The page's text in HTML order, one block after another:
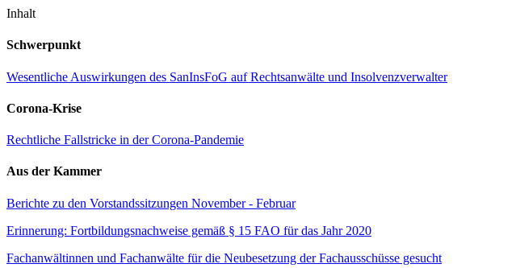
Inhalt
Schwerpunkt
Wesentliche Auswirkungen des SanInsFoG auf Rechtsanwälte und Insolvenzverwalter
Corona-Krise
Rechtliche Fallstricke in der Corona-Pandemie
Aus der Kammer
Berichte zu den Vorstandssitzungen November - Februar
Erinnerung: Fortbildungsnachweise gemäß § 15 FAO für das Jahr 2020
Fachanwältinnen und Fachanwälte für die Neubesetzung der Fachausschüsse gesucht